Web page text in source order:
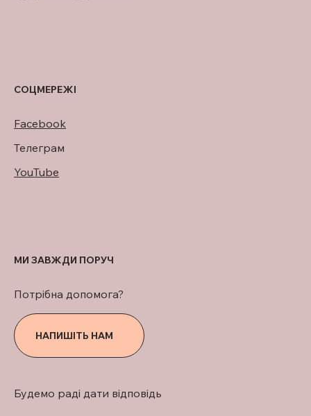
СОЦМЕРЕЖІ
Facebook
Телеграм
YouTube
Будемо раді дати відповідь
НАПИШІТЬ НАМ
Потрібна допомога?
МИ ЗАВЖДИ ПОРУЧ